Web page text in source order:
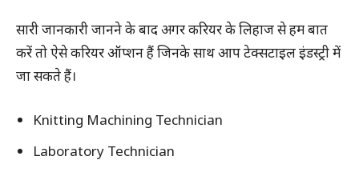
सारी जानकारी जानने के बाद अगर करियर के लिहाज से हम बात
करें तो ऐसे करियर ऑप्शन हैं जिनके साथ आप टेक्सटाइल इंडस्ट्री में
जा सकते हैं।
Knitting Machining Technician
Laboratory Technician